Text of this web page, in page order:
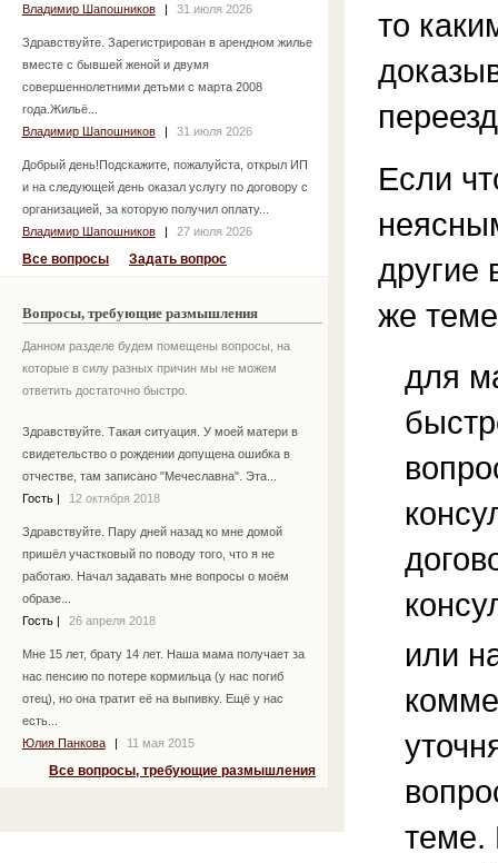
Владимир Шапошников
| 31 июля 2026
Здравствуйте. Зарегистрирован в арендном жилье
вместе с бывшей женой и двумя
совершеннолетними детьми с марта 2008
года.Жильё...
Владимир Шапошников
| 31 июля 2026
Добрый день!Подскажите, пожалуйста, открыл ИП
и на следующей день оказал услугу по договору с
организацией, за которую получил оплату...
Владимир Шапошников
| 27 июля 2026
Все вопросы Задать вопрос
Вопросы, требующие размышления
Данном разделе будем помещены вопросы, на
которые в силу разных причин мы не можем
ответить достаточно быстро.
Здравствуйте. Такая ситуация. У моей матери в
свидетельство о рождении допущена ошибка в
отчестве, там записано "Мечеславна". Эта...
Гость
12 октября 2018
Здравствуйте. Пару дней назад ко мне домой
пришёл участковый по поводу того, что я не
работаю. Начал задавать мне вопросы о моём
образе...
Гость
26 апреля 2018
Мне 15 лет, брату 14 лет. Наша мама получает за
нас пенсию по потере кормильца (у нас погиб
отец), но она тратит её на выпивку. Ещё у нас
есть...
Юлия Панкова
11 мая 2015
Все вопросы, требующие размышления
то
Если
другие
же
для
или
теме.